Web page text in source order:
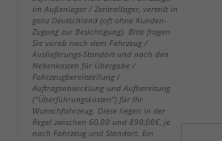
im Außenlager / Zentrallager, verteilt in
ganz Deutschland (oft ohne Kunden-
Zugang zur Besichtigung). Bitte fragen
Sie vorab nach dem Fahrzeug /
Auslieferungs-Standort und nach den
Nebenkosten für Übergabe /
Fahrzeugbereitstellung /
Auftragsabwicklung und Aufbereitung
("Überführungskosten") für Ihr
Wunschfahrzeug. Diese liegen in der
Regel zwischen 60,00 und 890,00€, je
nach Fahrzeug und Standort. Ein